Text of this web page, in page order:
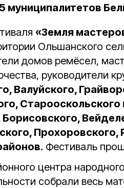
муниципалитетов
«Земля
Ольшанского
домов ремёсел,
руководители
Валуйского,
Старооскольского
Прохоровского,
. Фестиваль
центра
собрали весь